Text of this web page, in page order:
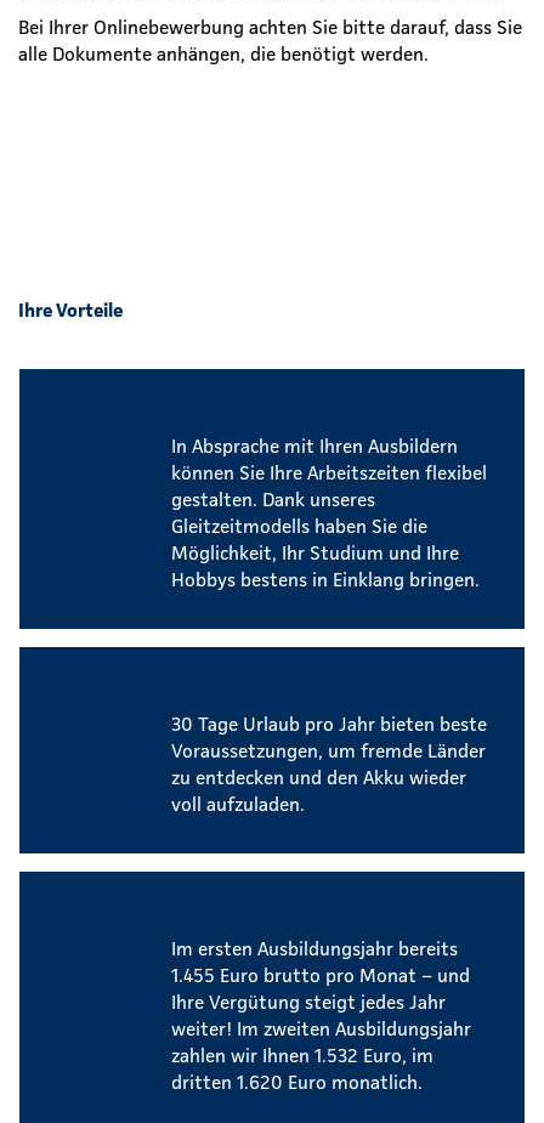
Bei Ihrer Onlinebewerbung achten Sie bitte darauf, dass Sie
alle Dokumente anhängen, die benötigt werden.
Ihre Vorteile
In Absprache mit Ihren Ausbildern
können Sie Ihre Arbeitszeiten flexibel
gestalten. Dank unseres
Gleitzeitmodells haben Sie die
Möglichkeit, Ihr Studium und Ihre
Hobbys bestens in Einklang bringen.
30 Tage Urlaub pro Jahr bieten beste
Voraussetzungen, um fremde Länder
zu entdecken und den Akku wieder
voll aufzuladen.
Im ersten Ausbildungsjahr bereits
1.455 Euro brutto pro Monat – und
Ihre Vergütung steigt jedes Jahr
weiter! Im zweiten Ausbildungsjahr
zahlen wir Ihnen 1.532 Euro, im
dritten 1.620 Euro monatlich.